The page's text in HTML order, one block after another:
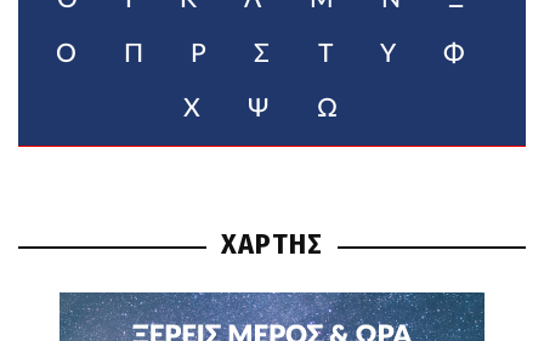
Ο Π Ρ Σ Τ Υ Φ
Χ Ψ Ω
ΧΑΡΤΗΣ